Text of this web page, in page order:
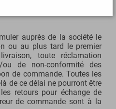
frais de remballage et de
auprès de la société le
ou au plus tard le premier
toute réclamation
de non-conformité des
de commande. Toutes les
de ce délai ne pourront être
retours pour échange de
de commande sont à la